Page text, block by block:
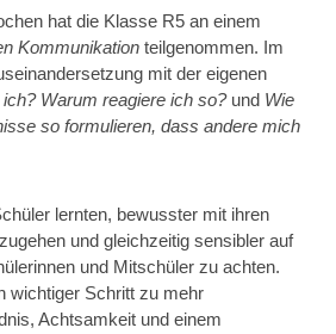
hat die Klasse R5 an einem
Kommunikation teilgenommen. Im
mit der eigenen
Warum reagiere ich so?und Wie
so formulieren, dass andere mich
lernten, bewusster mit ihren
und gleichzeitig sensibler auf
und Mitschüler zu achten.
wichtiger Schritt zu mehr
Achtsamkeit und einem